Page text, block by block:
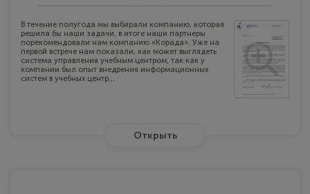
В течение полугода мы выбирали компанию, которая
решила бы наши задачи, в итоге наши партнеры
порекомендовали нам компанию «Корада». Уже на
первой встрече нам показали, как может выглядеть
система управления учебным центром, так как у
компании был опыт внедрения информационных
систем в учебных центр...
Открыть